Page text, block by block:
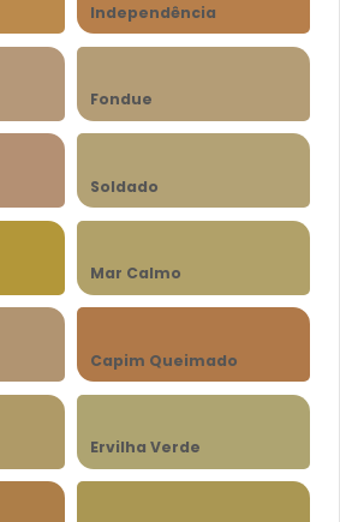
Independência
Fondue
Soldado
Mar Calmo
Capim Queimado
Ervilha Verde